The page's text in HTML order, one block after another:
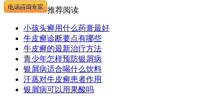
推荐阅读
小孩头癣用什么药膏最好
牛皮癣诊断要点有哪些
牛皮癣的最新治疗方法
青少年怎样预防银屑病
银屑病适合喝什么饮料
汗蒸对牛皮癣患者作用
银屑病可以用果酸吗